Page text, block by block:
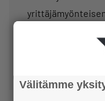
maakunnan
Välitämme